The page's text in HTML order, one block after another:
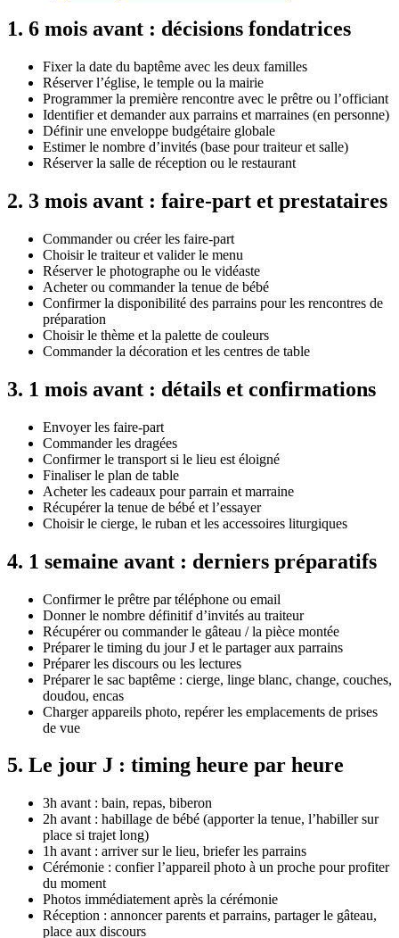
1. 6 mois avant : décisions fondatrices
Fixer la date du baptême avec les deux familles
Réserver l’église, le temple ou la mairie
Programmer la première rencontre avec le prêtre ou l’officiant
Identifier et demander aux parrains et marraines (en personne)
Définir une enveloppe budgétaire globale
Estimer le nombre d’invités (base pour traiteur et salle)
Réserver la salle de réception ou le restaurant
2. 3 mois avant : faire-part et prestataires
Commander ou créer les faire-part
Choisir le traiteur et valider le menu
Réserver le photographe ou le vidéaste
Acheter ou commander la tenue de bébé
Confirmer la disponibilité des parrains pour les rencontres de
préparation
Choisir le thème et la palette de couleurs
Commander la décoration et les centres de table
3. 1 mois avant : détails et confirmations
Envoyer les faire-part
Commander les dragées
Confirmer le transport si le lieu est éloigné
Finaliser le plan de table
Acheter les cadeaux pour parrain et marraine
Récupérer la tenue de bébé et l’essayer
Choisir le cierge, le ruban et les accessoires liturgiques
4. 1 semaine avant : derniers préparatifs
Confirmer le prêtre par téléphone ou email
Donner le nombre définitif d’invités au traiteur
Récupérer ou commander le gâteau / la pièce montée
Préparer le timing du jour J et le partager aux parrains
Préparer les discours ou les lectures
Préparer le sac baptême : cierge, linge blanc, change, couches,
doudou, encas
Charger appareils photo, repérer les emplacements de prises
de vue
5. Le jour J : timing heure par heure
3h avant : bain, repas, biberon
2h avant : habillage de bébé (apporter la tenue, l’habiller sur
place si trajet long)
1h avant : arriver sur le lieu, briefer les parrains
Cérémonie : confier l’appareil photo à un proche pour profiter
du moment
Photos immédiatement après la cérémonie
Réception : annoncer parents et parrains, partager le gâteau,
place aux discours